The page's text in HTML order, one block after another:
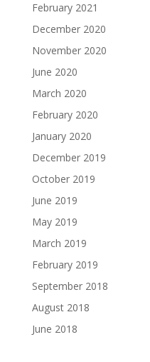
February 2021
December 2020
November 2020
June 2020
March 2020
February 2020
January 2020
December 2019
October 2019
June 2019
May 2019
March 2019
February 2019
September 2018
August 2018
June 2018